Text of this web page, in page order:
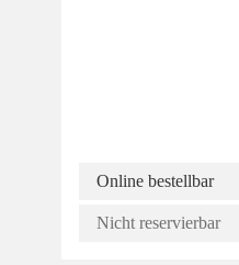
Online bestellbar
Nicht reservierbar